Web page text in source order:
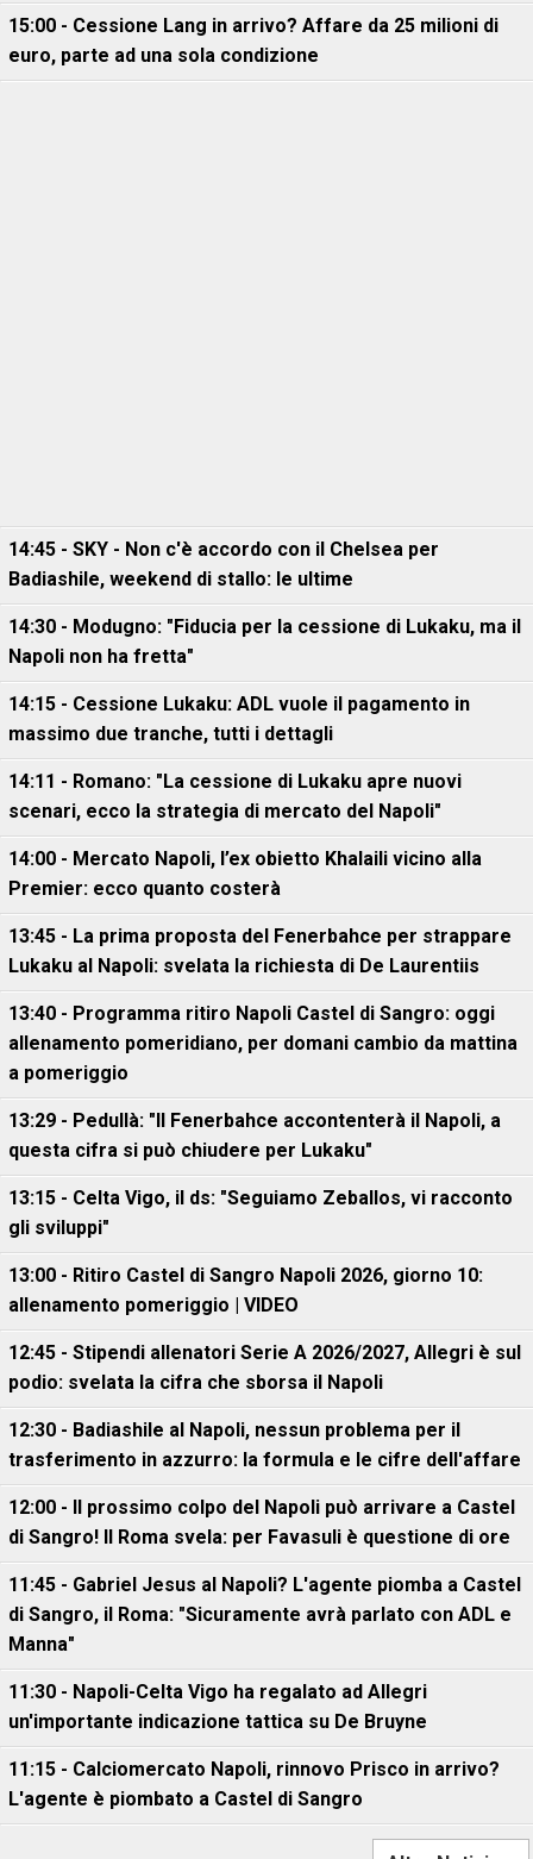
15:00 - Cessione Lang in arrivo? Affare da 25 milioni di
euro, parte ad una sola condizione
14:45 - SKY - Non c'è accordo con il Chelsea per
Badiashile, weekend di stallo: le ultime
14:30 - Modugno: "Fiducia per la cessione di Lukaku, ma il
Napoli non ha fretta"
14:15 - Cessione Lukaku: ADL vuole il pagamento in
massimo due tranche, tutti i dettagli
14:11 - Romano: "La cessione di Lukaku apre nuovi
scenari, ecco la strategia di mercato del Napoli"
14:00 - Mercato Napoli, l’ex obietto Khalaili vicino alla
Premier: ecco quanto costerà
13:45 - La prima proposta del Fenerbahce per strappare
Lukaku al Napoli: svelata la richiesta di De Laurentiis
13:40 - Programma ritiro Napoli Castel di Sangro: oggi
allenamento pomeridiano, per domani cambio da mattina
a pomeriggio
13:29 - Pedullà: "Il Fenerbahce accontenterà il Napoli, a
questa cifra si può chiudere per Lukaku"
13:15 - Celta Vigo, il ds: "Seguiamo Zeballos, vi racconto
gli sviluppi"
13:00 - Ritiro Castel di Sangro Napoli 2026, giorno 10:
allenamento pomeriggio | VIDEO
12:45 - Stipendi allenatori Serie A 2026/2027, Allegri è sul
podio: svelata la cifra che sborsa il Napoli
12:30 - Badiashile al Napoli, nessun problema per il
trasferimento in azzurro: la formula e le cifre dell'affare
12:00 - Il prossimo colpo del Napoli può arrivare a Castel
di Sangro! Il Roma svela: per Favasuli è questione di ore
11:45 - Gabriel Jesus al Napoli? L'agente piomba a Castel
di Sangro, il Roma: "Sicuramente avrà parlato con ADL e
Manna"
11:30 - Napoli-Celta Vigo ha regalato ad Allegri
un'importante indicazione tattica su De Bruyne
11:15 - Calciomercato Napoli, rinnovo Prisco in arrivo?
L'agente è piombato a Castel di Sangro